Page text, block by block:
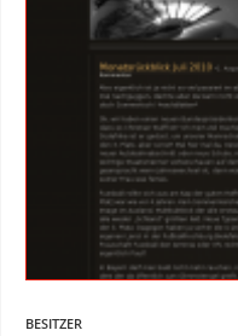
BESITZER